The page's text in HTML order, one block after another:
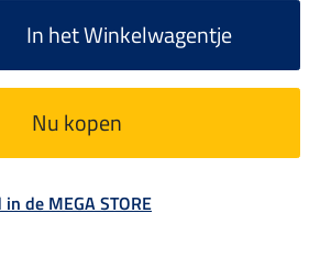
In het Winkelwagentje
Nu kopen
de MEGA STORE